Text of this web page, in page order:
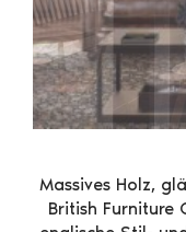
Massives Holz,
British Furniture